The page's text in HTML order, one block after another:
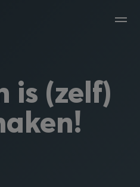
is (zelf)